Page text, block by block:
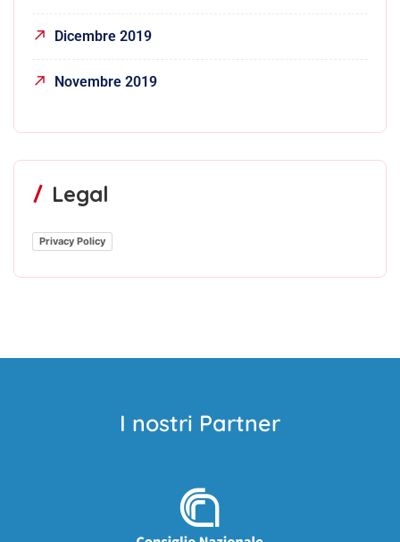
Dicembre 2019
Novembre 2019
Legal
Privacy Policy
I nostri Partner